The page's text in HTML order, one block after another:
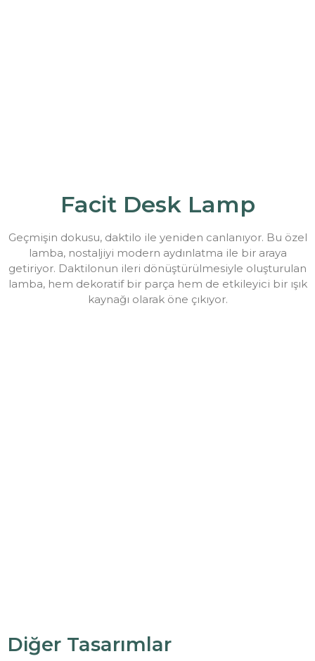
Facit Desk Lamp
Geçmişin dokusu, daktilo ile yeniden canlanıyor. Bu özel
lamba, nostaljiyi modern aydınlatma ile bir araya
getiriyor. Daktilonun ileri dönüştürülmesiyle oluşturulan
lamba, hem dekoratif bir parça hem de etkileyici bir ışık
kaynağı olarak öne çıkıyor.
Diğer Tasarımlar